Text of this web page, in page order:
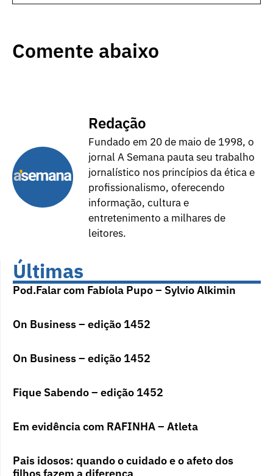
Comente abaixo
Redação
Fundado em 20 de maio de 1998, o
jornal A Semana pauta seu trabalho
jornalístico nos princípios da ética e
profissionalismo, oferecendo
informação, cultura e
entretenimento a milhares de
leitores.
Últimas
Pod.Falar com Fabíola Pupo – Sylvio Alkimin
On Business – edição 1452
On Business – edição 1452
Fique Sabendo – edição 1452
Em evidência com RAFINHA – Atleta
Pais idosos: quando o cuidado e o afeto dos